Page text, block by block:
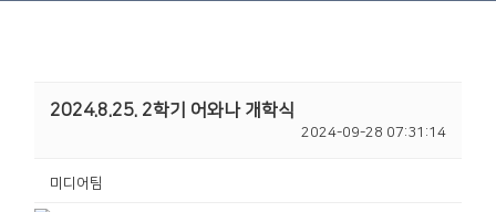
2024.8.25. 2학기 어와나 개학식
2024-09-28 07:31:14
미디어팀